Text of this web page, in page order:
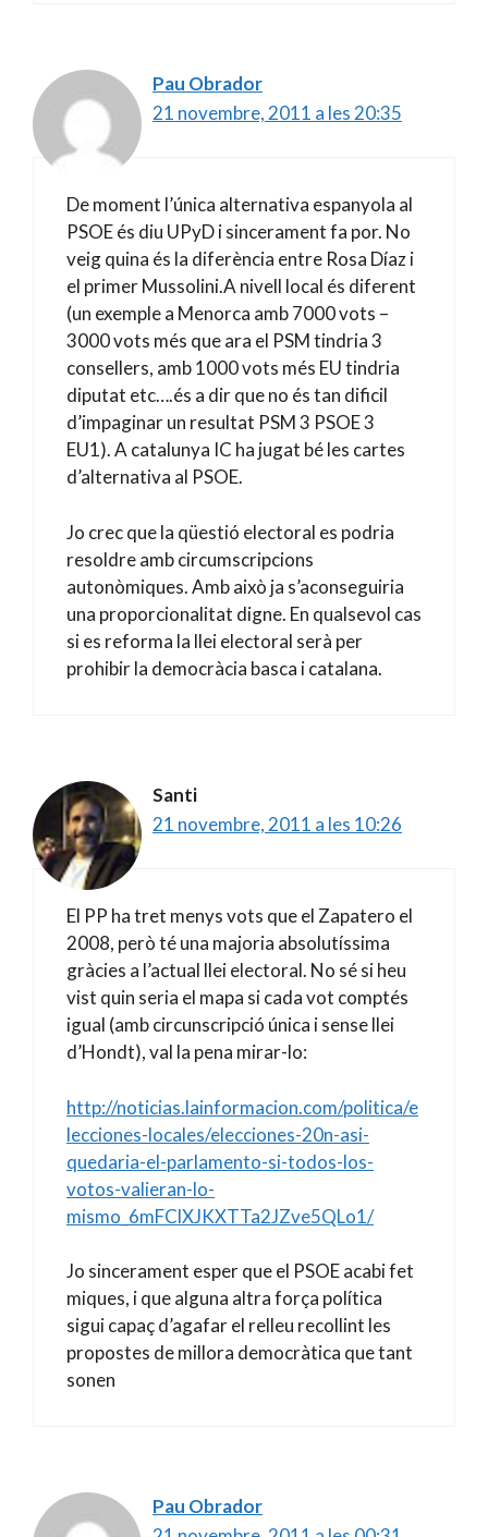
Pau Obrador
21 novembre, 2011 a les 20:35
De moment l’única alternativa espanyola al
PSOE és diu UPyD i sincerament fa por. No
veig quina és la diferència entre Rosa Díaz i
el primer Mussolini.A nivell local és diferent
(un exemple a Menorca amb 7000 vots –
3000 vots més que ara el PSM tindria 3
consellers, amb 1000 vots més EU tindria
diputat etc….és a dir que no és tan dificil
d’impaginar un resultat PSM 3 PSOE 3
EU1). A catalunya IC ha jugat bé les cartes
d’alternativa al PSOE.
Jo crec que la qüestió electoral es podria
resoldre amb circumscripcions
autonòmiques. Amb això ja s’aconseguiria
una proporcionalitat digne. En qualsevol cas
si es reforma la llei electoral serà per
prohibir la democràcia basca i catalana.
Santi
21 novembre, 2011 a les 10:26
El PP ha tret menys vots que el Zapatero el
2008, però té una majoria absolutíssima
gràcies a l’actual llei electoral. No sé si heu
vist quin seria el mapa si cada vot comptés
igual (amb circunscripció única i sense llei
d’Hondt), val la pena mirar-lo:
http://noticias.lainformacion.com/politica/e
lecciones-locales/elecciones-20n-asi-
quedaria-el-parlamento-si-todos-los-
votos-valieran-lo-
mismo_6mFClXJKXTTa2JZve5QLo1/
Jo sincerament esper que el PSOE acabi fet
miques, i que alguna altra força política
sigui capaç d’agafar el relleu recollint les
propostes de millora democràtica que tant
sonen
Pau Obrador